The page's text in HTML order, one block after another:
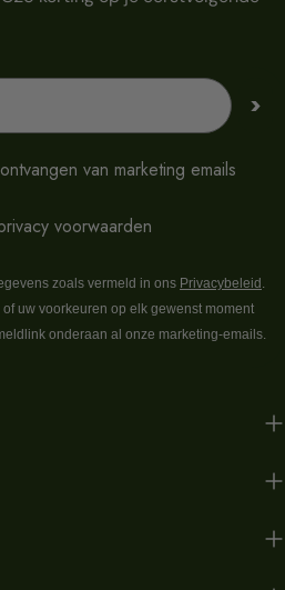
>
van marketing emails
voorwaarden
zoals vermeld in ons Privacybeleid .
uw voorkeuren op elk gewenst moment
onderaan al onze marketing-emails.